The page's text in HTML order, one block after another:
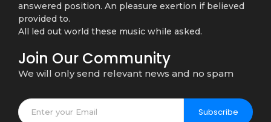
answered position. An pleasure exertion if believed
provided to.
All led out world these music while asked.
Join Our Community
We will only send relevant news and no spam
Subscribe